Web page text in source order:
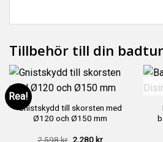
Tillbehör till din
Rea!
Gnistskydd till skorsten med
Ø120 och Ø150 mm
2,598kr Det
2,280 krDet